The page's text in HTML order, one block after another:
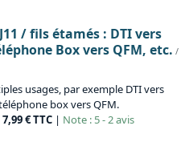
/ fils étamés : DTI vers
Box vers QFM, etc. /
usages, par exemple DTI vers
box vers QFM.
7,99 € TTC | Note : 5 - 2 avis